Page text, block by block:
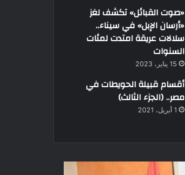
«صوت القبائل» تكشف لغز
«أرسان الإبل» في سيناء..
سلالات عريقة امتدت لمئات
السنوات
15 يناير، 2023
أقسام قبيلة الحويطات في
مصر.. (الجزء الثالث)
1 أبريل، 2021